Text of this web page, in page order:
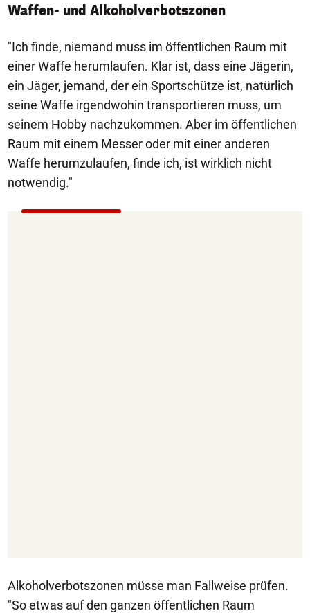
Waffen- und Alkoholverbotszonen
"Ich finde, niemand muss im öffentlichen Raum mit
einer Waffe herumlaufen. Klar ist, dass eine Jägerin,
ein Jäger, jemand, der ein Sportschütze ist, natürlich
seine Waffe irgendwohin transportieren muss, um
seinem Hobby nachzukommen. Aber im öffentlichen
Raum mit einem Messer oder mit einer anderen
Waffe herumzulaufen, finde ich, ist wirklich nicht
notwendig."
Alkoholverbotszonen müsse man Fallweise prüfen.
"So etwas auf den ganzen öffentlichen Raum